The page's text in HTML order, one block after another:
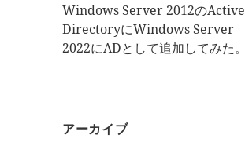
Windows Server 2012のActive
DirectoryにWindows Server
2022にADとして追加してみた。
アーカイブ